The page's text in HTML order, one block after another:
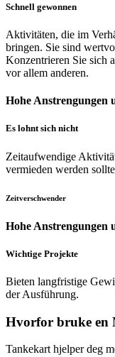
Schnell gewonnen
Aktivitäten, die im
bringen. Sie sind
Konzentrieren Sie sich
vor allem anderen.
Hohe Anstrengungen
Es lohnt sich nicht
Zeitaufwendige
vermieden werden
Zeitverschwender
Hohe Anstrengungen
Wichtige Projekte
Bieten langfristige
der Ausführung.
Hvorfor bruke en
Tankekart hjelper deg